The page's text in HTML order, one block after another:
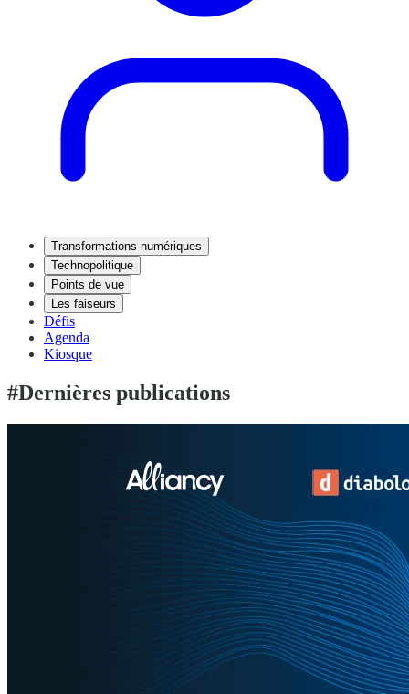
Transformations numériques
Technopolitique
Points de vue
Les faiseurs
Défis
Agenda
Kiosque
#Dernières publications